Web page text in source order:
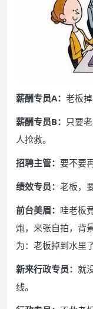
薪酬专员A： 老板
薪酬专员B： 只要
人抢救。
招聘主管： 要不要
绩效专员： 老板，
前台美眉： 哇老板
炮，来张自拍，背
为：老板掉到水里
新来行政专员： 就
线。